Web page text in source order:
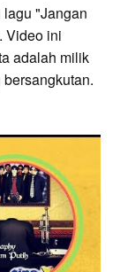
"Jangan
Video ini
adalah milik